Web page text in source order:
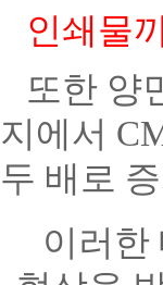
인쇄물
또한 양
지에서
두 배로
이러한